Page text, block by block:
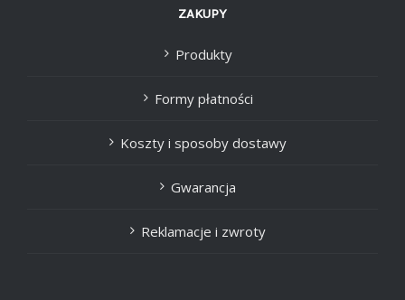
ZAKUPY
Produkty
Formy płatności
Koszty i sposoby dostawy
Gwarancja
Reklamacje i zwroty